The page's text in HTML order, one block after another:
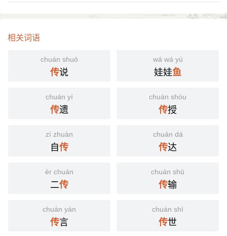
相关词语
chuán shuō
传说
wá wá yú
娃娃鱼
chuán yí
传遗
chuán shòu
传授
zì zhuàn
自传
chuán dá
传达
èr chuán
二传
chuán shū
传输
chuán yán
传言
chuán shì
传世